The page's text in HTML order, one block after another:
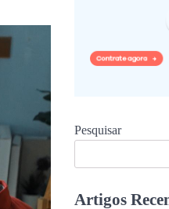
Pesquisar
Artigos